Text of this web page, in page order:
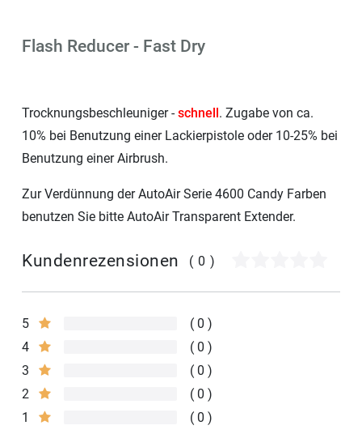
Flash Reducer - Fast Dry
Trocknungsbeschleuniger -schnell. Zugabe von ca.
10% bei Benutzung einer Lackierpistole oder 10-25% bei
Benutzung einer Airbrush.
Zur Verdünnung der AutoAir Serie 4600 Candy Farben
benutzen Sie bitte AutoAir Transparent Extender.
Kundenrezensionen (0)
5
0
4
0
3
0
2
0
1
0